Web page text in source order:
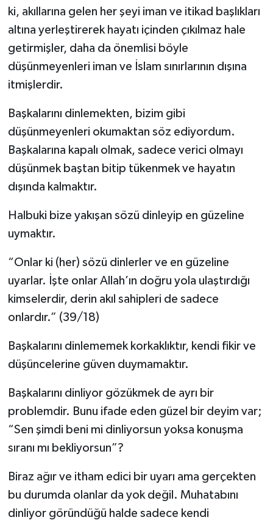
ki, akıllarına gelen her şeyi iman ve itikad başlıkları
altına yerleştirerek hayatı içinden çıkılmaz hale
getirmişler, daha da önemlisi böyle
düşünmeyenleri iman ve İslam sınırlarının dışına
itmişlerdir.
Başkalarını dinlemekten, bizim gibi
düşünmeyenleri okumaktan söz ediyordum.
Başkalarına kapalı olmak, sadece verici olmayı
düşünmek baştan bitip tükenmek ve hayatın
dışında kalmaktır.
Halbuki bize yakışan sözü dinleyip en güzeline
uymaktır.
“Onlar ki (her) sözü dinlerler ve en güzeline
uyarlar. İşte onlar Allah’ın doğru yola ulaştırdığı
kimselerdir, derin akıl sahipleri de sadece
onlardır.” (39/18)
Başkalarını dinlememek korkaklıktır, kendi fikir ve
düşüncelerine güven duymamaktır.
Başkalarını dinliyor gözükmek de ayrı bir
problemdir. Bunu ifade eden güzel bir deyim var;
“Sen şimdi beni mi dinliyorsun yoksa konuşma
sıranı mı bekliyorsun”?
Biraz ağır ve itham edici bir uyarı ama gerçekten
bu durumda olanlar da yok değil. Muhatabını
dinliyor göründüğü halde sadece kendi